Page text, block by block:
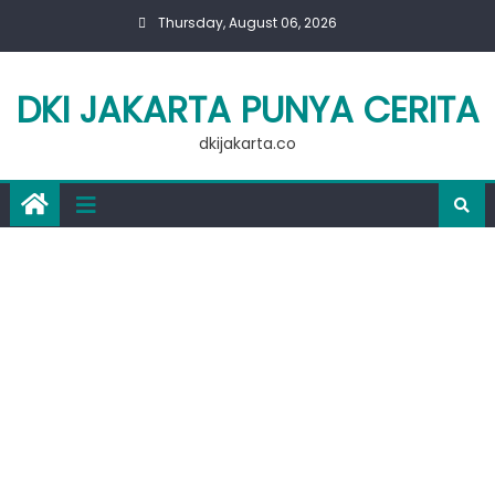
Thursday, August 06, 2026
DKI JAKARTA PUNYA CERITA
dkijakarta.co